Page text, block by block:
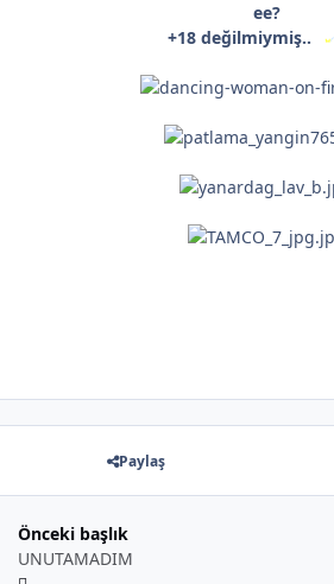
ee?
+18 değilmiymiş..
Paylaş
Önceki başlık
UNUTAMADIM